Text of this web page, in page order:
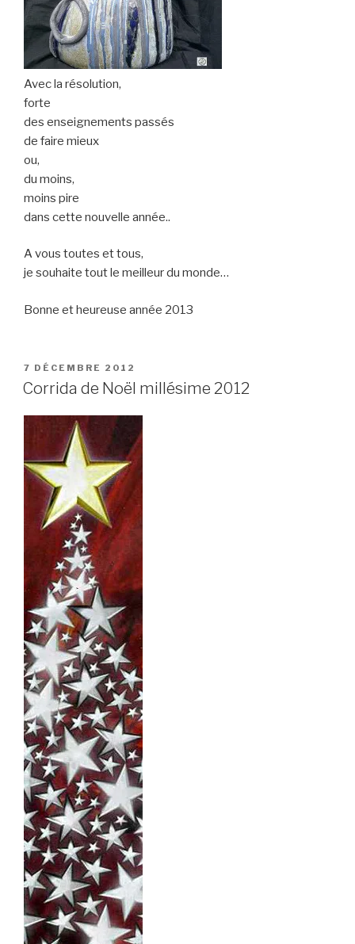
Avec la résolution,
forte
des enseignements passés
de faire mieux
ou,
du moins,
moins pire
dans cette nouvelle année..
A vous toutes et tous,
je souhaite tout le meilleur du monde…
Bonne et heureuse année 2013
PUBLIÉ
LE
7 DÉCEMBRE 2012
Corrida de Noël millésime 2012